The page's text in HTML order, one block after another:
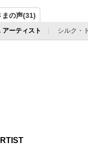
まの声(31)
アーティスト シルク・